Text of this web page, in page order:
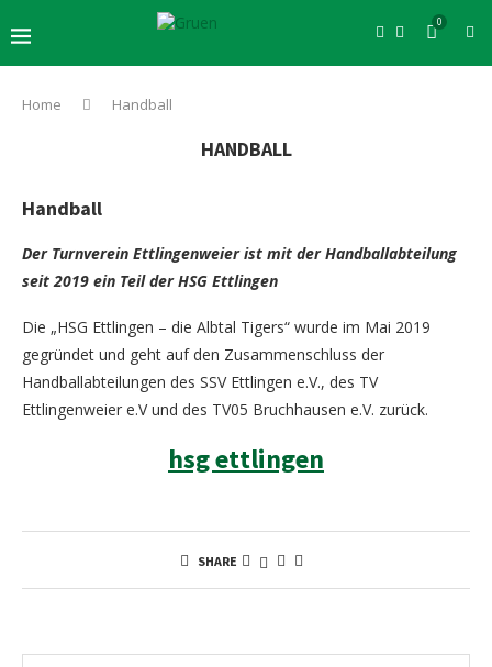
0
Home Handball
HANDBALL
Handball
Der Turnverein Ettlingenweier ist mit der Handballabteilung
seit 2019 ein Teil der HSG Ettlingen
Die „HSG Ettlingen – die Albtal Tigers“ wurde im Mai 2019
gegründet und geht auf den Zusammenschluss der
Handballabteilungen des SSV Ettlingen e.V., des TV
Ettlingenweier e.V und des TV05 Bruchhausen e.V. zurück.
hsg ettlingen
SHARE